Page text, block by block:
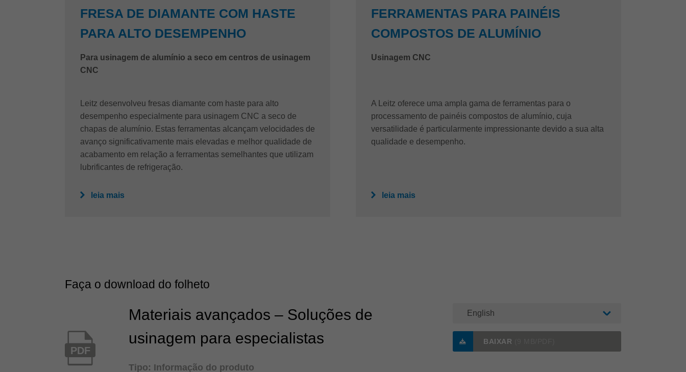
FRESA DE DIAMANTE COM HASTE
PARA ALTO DESEMPENHO
Para usinagem de alumínio a seco em centros de usinagem
CNC
Leitz desenvolveu fresas diamante com haste para alto
desempenho especialmente para usinagem CNC a seco de
chapas de alumínio. Estas ferramentas alcançam velocidades de
avanço significativamente mais elevadas e melhor qualidade de
acabamento em relação a ferramentas semelhantes que utilizam
lubrificantes de refrigeração.
leia mais
FERRAMENTAS PARA PAINÉIS
COMPOSTOS DE ALUMÍNIO
Usinagem CNC
A Leitz oferece uma ampla gama de ferramentas para o
processamento de painéis compostos de alumínio, cuja
versatilidade é particularmente impressionante devido a sua alta
qualidade e desempenho.
leia mais
Faça o download do folheto
PDF
Materiais avançados – Soluções de
usinagem para especialistas
Tipo: Informação do produto
English
BAIXAR